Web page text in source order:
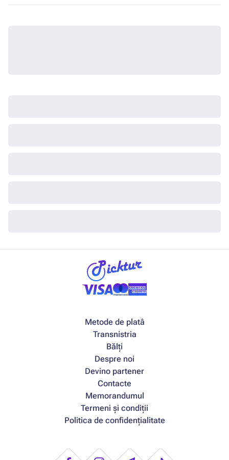
Metode de platâ
Transnistria
Bălți
Despre noi
Devino partener
Contacte
Memorandumul
Termeni și condiții
Politica de confidențialitate